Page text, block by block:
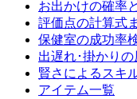
お出かけの確率
評価点の計算式
保健室の成功率
出遅れ･掛かり
賢さによるスキ
アイテム一覧